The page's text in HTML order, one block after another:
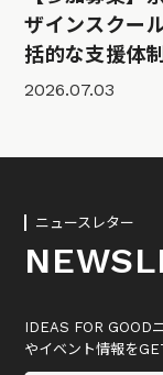
ザインスクー
括的な支援体
2026.07.03
ニュースレター
IDEAS FOR GOOD
やイベント情報を